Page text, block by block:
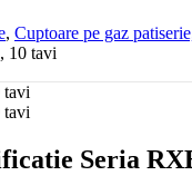
, Cuptoare pe gaz
10 tavi
Seria